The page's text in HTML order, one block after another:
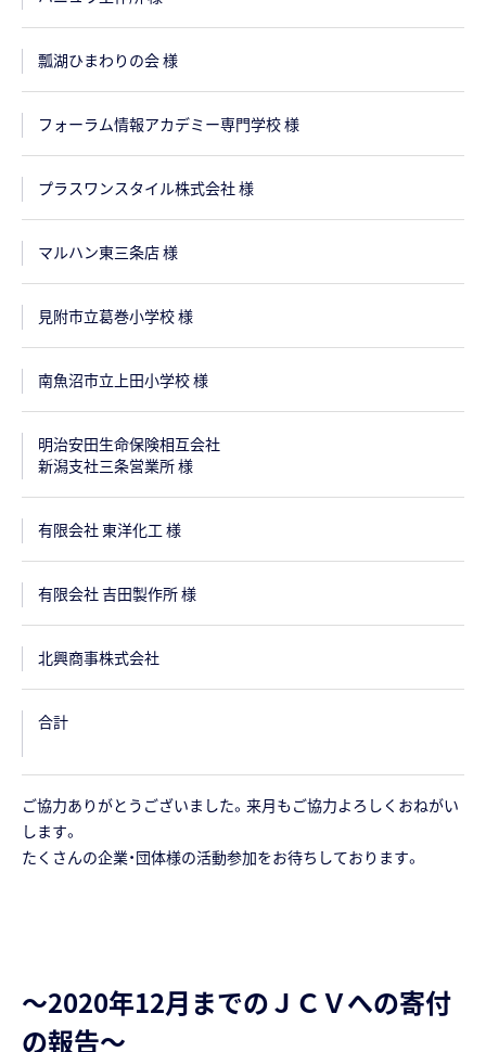
瓢湖ひまわりの会 様
フォーラム情報アカデミー専門学校 様
プラスワンスタイル株式会社 様
マルハン東三条店 様
見附市立葛巻小学校 様
南魚沼市立上田小学校 様
明治安田生命保険相互会社
新潟支社三条営業所 様
有限会社 東洋化工 様
有限会社 吉田製作所 様
北興商事株式会社
合計
ご協力ありがとうございました。来月もご協力よろしくおねがい
します。
たくさんの企業・団体様の活動参加をお待ちしております。
～2020年12月までのＪＣＶへの寄付
の報告～